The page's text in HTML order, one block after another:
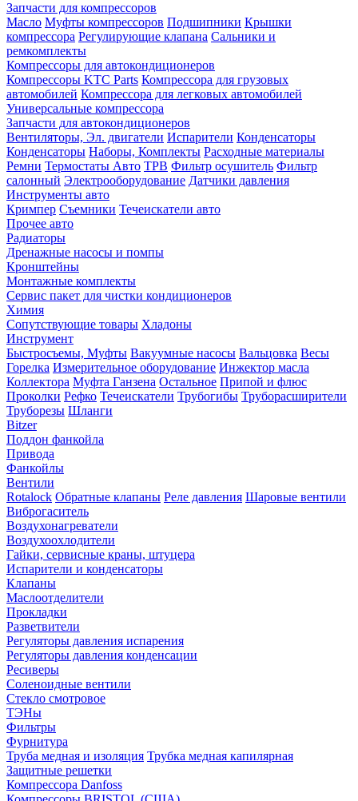
Запчасти для компрессоров
Масло Муфты компрессоров Подшипники Крышки
компрессора Регулирующие клапана Сальники и
ремкомплекты
Компрессоры для автокондиционеров
Компрессоры KTC Parts Компрессора для грузовых
автомобилей Компрессора для легковых автомобилей
Универсальные компрессора
Запчасти для автокондиционеров
Вентиляторы, Эл. двигатели Испарители Конденсаторы
Конденсаторы Наборы, Комплекты Расходные материалы
Ремни Термостаты Авто ТРВ Фильтр осушитель Фильтр
салонный Электрооборудование Датчики давления
Инструменты авто
Кримпер Съемники Течеискатели авто
Прочее авто
Радиаторы
Дренажные насосы и помпы
Кронштейны
Монтажные комплекты
Сервис пакет для чистки кондиционеров
Химия
Сопутствующие товары Хладоны
Инструмент
Быстросъемы, Муфты Вакуумные насосы Вальцовка Весы
Горелка Измерительное оборудование Инжектор масла
Коллектора Муфта Ганзена Остальное Припой и флюс
Проколки Рефко Течеискатели Трубогибы Труборасширители
Труборезы Шланги
Bitzer
Поддон фанкойла
Привода
Фанкойлы
Вентили
Rotalock Обратные клапаны Реле давления Шаровые вентили
Виброгаситель
Воздухонагреватели
Воздухоохлодители
Гайки, сервисные краны, штуцера
Испарители и конденсаторы
Клапаны
Маслоотделители
Прокладки
Разветвители
Регуляторы давления испарения
Регуляторы давления конденсации
Ресиверы
Соленоидные вентили
Стекло смотровое
ТЭНы
Фильтры
Фурнитура
Труба медная и изоляция Трубка медная капилярная
Защитные решетки
Компрессора Danfoss